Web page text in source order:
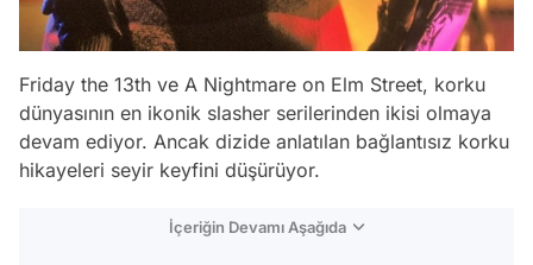
Friday the 13th ve A Nightmare on Elm Street, korku
dünyasının en ikonik slasher serilerinden ikisi olmaya
devam ediyor. Ancak dizide anlatılan bağlantısız korku
hikayeleri seyir keyfini düşürüyor.
İçeriğin Devamı Aşağıda